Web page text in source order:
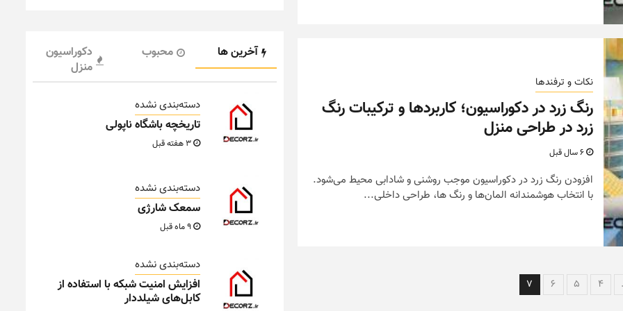
نکات و ترفندها
رنگ زرد در دکوراسیون؛ کاربردها و ترکیبات رنگ
زرد در طراحی منزل
6 سال قبل
افزودن رنگ زرد در دکوراسیون موجب روشنی و شادابی محیط می‌شود.
با انتخاب هوشمندانه المان‌ها و رنگ ها، طراحی داخلی...
4
5
6
7
آخرین ها محبوب
دکوراسیون
منزل
دسته‌بندی نشده
تاریخچه باشگاه ناپولی
دسته‌بندی نشده
سمعک شارژی
دسته‌بندی نشده
افزایش امنیت شبکه با استفاده از
کابل‌های شیلددار